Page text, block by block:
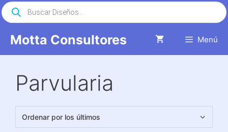
Saltar
al
Motta Consultores Menú
Búsqueda
de
productos
Parvularia